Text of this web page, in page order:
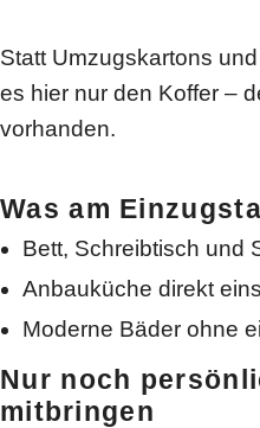
Statt Umzugskartons
es hier nur den Koffer –
vorhanden.
Was am
Bett, Schreibtisch und
Anbauküche direkt
Moderne Bäder ohne
Nur noch
mitbringen